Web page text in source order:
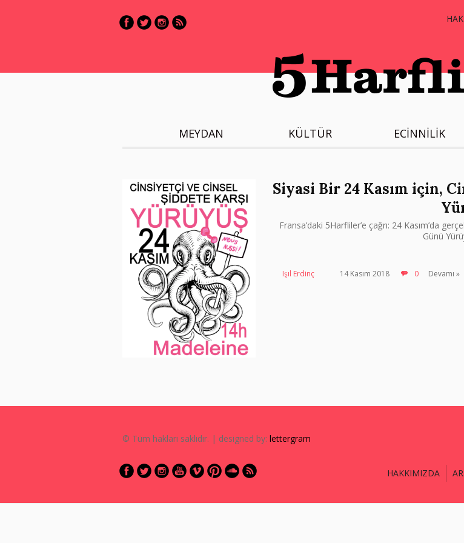
MEYDAN KÜLTÜR ECİNNİLİK
Siyasi Bir 24 Kasım için,
Fransa’daki 5Harfliler’e çağrı: 24 Kasım’da
Günü
Işıl Erdinç 14 Kasım 2018 0 Devamı »
© Tüm hakları saklıdır. | designed by: lettergram
HAKKIMIZDA